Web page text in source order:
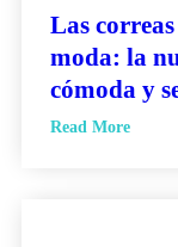
Las
moda: la
cómoda y
Read More